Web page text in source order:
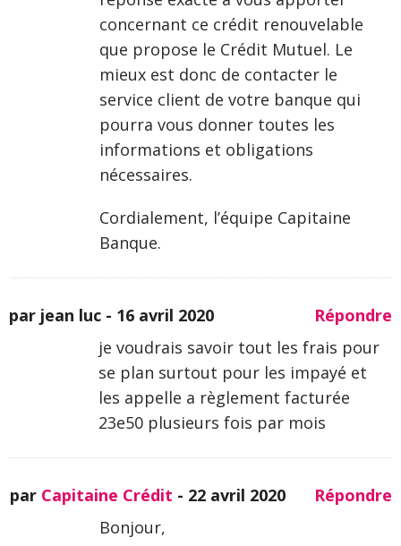
concernant ce crédit renouvelable
que propose le Crédit Mutuel. Le
mieux est donc de contacter le
service client de votre banque qui
pourra vous donner toutes les
informations et obligations
nécessaires.
Cordialement, l’équipe Capitaine
Banque.
par jean luc - 16 avril 2020
Répondre
je voudrais savoir tout les frais pour
se plan surtout pour les impayé et
les appelle a règlement facturée
23e50 plusieurs fois par mois
par Capitaine Crédit - 22 avril 2020
Répondre
Bonjour,